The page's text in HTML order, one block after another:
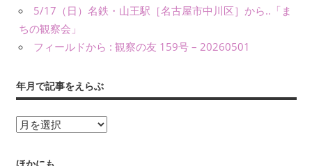
表
し
て
ま
す。
5/17（日）名鉄・山王駅［名古屋市中川区］から..「ま
ちの観察会」
フィールドから : 観察の友 159号 – 20260501
年月で記事をえらぶ
年
で